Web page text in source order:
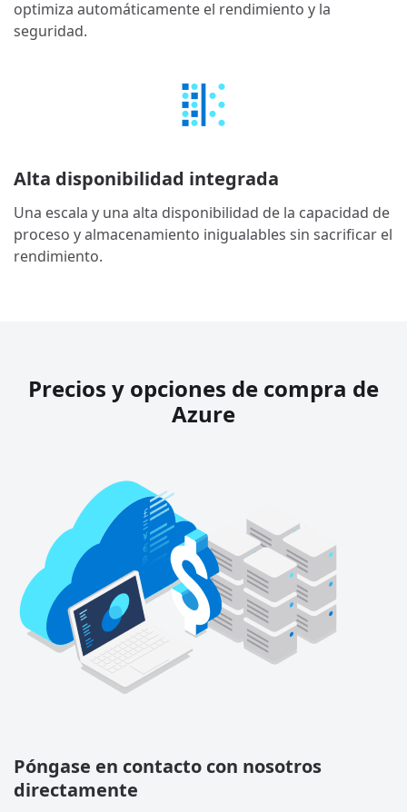
optimiza automáticamente el rendimiento y la
seguridad.
Alta disponibilidad integrada
Una escala y una alta disponibilidad de la capacidad de
proceso y almacenamiento inigualables sin sacrificar el
rendimiento.
Precios y opciones de compra de
Azure
Póngase en contacto con nosotros
directamente